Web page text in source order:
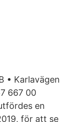
• Karlavägen
667 00
en
för att se